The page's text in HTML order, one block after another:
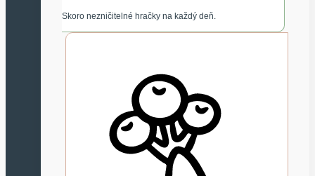
Skoro nezničitelné hračky na každý deň.